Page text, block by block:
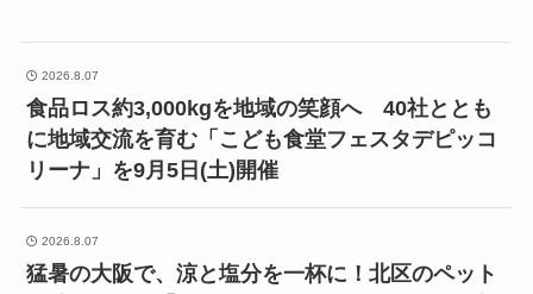
2026.8.07
食品ロス約3,000kgを地域の笑顔へ 40社ととも
に地域交流を育む「こども食堂フェスタデピッコ
リーナ」を9月5日(土)開催
2026.8.07
猛暑の大阪で、涼と塩分を一杯に！北区のペット